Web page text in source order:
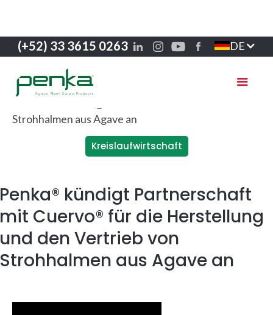
(+52) 33 3615 0263 DE
Kreislaufwirtschaft
Penka® kündigt Partnerschaft
mit Cuervo® für die Herstellung
und den Vertrieb von
Strohhalmen aus Agave an